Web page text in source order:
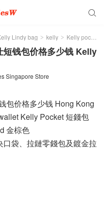

Lindy bag > kelly > Kelly pocket
短钱包价格多少钱 Kelly
Singapore Store
包价格多少钱 Hong Kong
Kelly Pocket 短錢包
金棕色
袋、拉鏈零錢包及鍍金拉